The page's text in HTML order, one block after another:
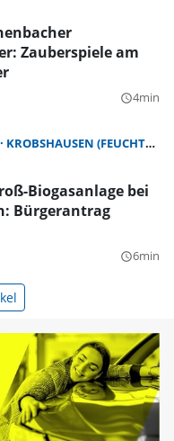
Zauberspiele am
query_builder4min
KROBSHAUSEN (FEUCHTWANGEN)
Biogasanlage bei
Bürgerantrag
query_builder6min